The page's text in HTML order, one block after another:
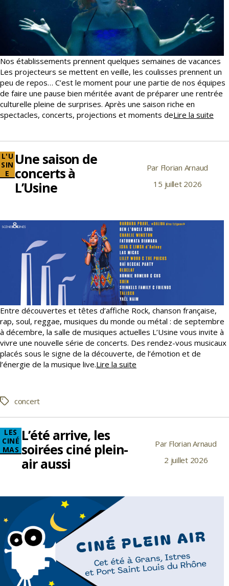
Nos établissements prennent quelques semaines de vacances
Les projecteurs se mettent en veille, les coulisses prennent un
peu de repos… C’est le moment pour une partie de nos équipes
de faire une pause bien méritée avant de préparer une rentrée
culturelle pleine de surprises. Après une saison riche en
spectacles, concerts, projections et moments deLire la suite
Catégories
L'U
SIN
E
Une saison de
concerts à
L’Usine
Auteur
l’article
Par Florian Arnaud
Date15 juillet 2026
Entre découvertes et têtes d’affiche Rock, chanson française,
rap, soul, reggae, musiques du monde ou métal : de septembre
à décembre, la salle de musiques actuelles L’Usine vous invite à
vivre une nouvelle série de concerts. Des rendez-vous musicaux
placés sous le signe de la découverte, de l’émotion et de
l’énergie de la musique live.Lire la suite
L’Usine
Étiquettes
concert
Catégories
LES
CINÉ
MAS
L’été arrive, les
soirées ciné plein-
air aussi
Auteur
l’article
Par Florian Arnaud
Date2 juillet 2026